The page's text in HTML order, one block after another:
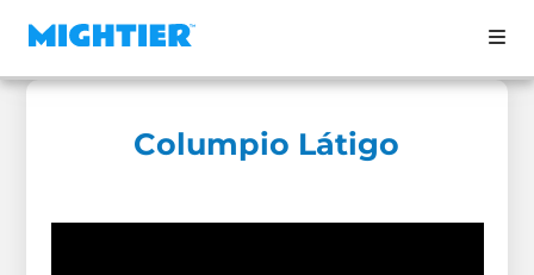
Columpio Látigo